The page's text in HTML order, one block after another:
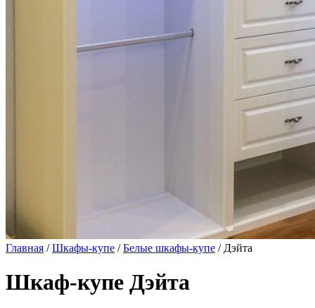
Главная /Шкафы-купе /Белые шкафы-купе / Дэйта
Шкаф-купе Дэйта